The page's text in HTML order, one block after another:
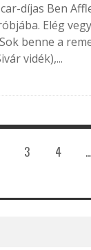
díjas Ben
Elég
benne a
vidék),...
3 4